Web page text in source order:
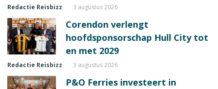
Redactie Reisbizz 3 augustus 2026
Corendon verlengt
hoofdsponsorschap Hull City tot
en met 2029
Redactie Reisbizz 3 augustus 2026
P&O Ferries investeert in